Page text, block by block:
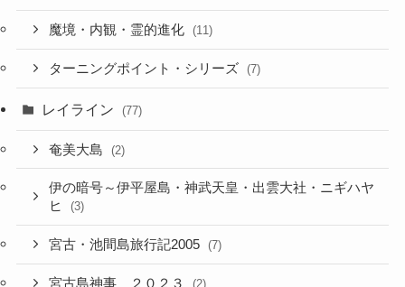
魔境・内観・霊的進化 (11)
ターニングポイント・シリーズ (7)
レイライン (77)
奄美大島 (2)
伊の暗号～伊平屋島・神武天皇・出雲大社・ニギハヤ
ヒ
(3)
宮古・池間島旅行記2005 (7)
宮古島神事 ２０２３ (2)